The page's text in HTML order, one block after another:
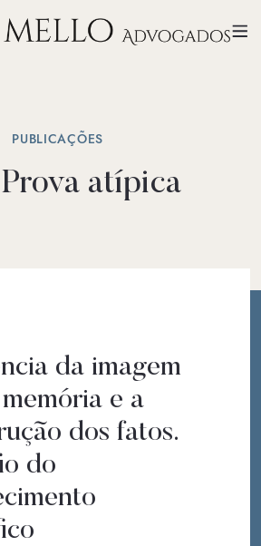
PUBLICAÇÕES
Prova atípica
da imagem
e a
dos fatos.
do